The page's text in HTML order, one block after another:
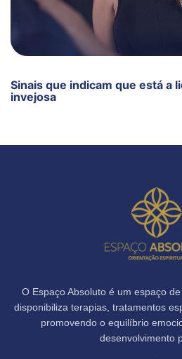
Sinais que indicam que está a
invejosa
O Espaço Absoluto é um espaço
disponibiliza terapias, tratamentos
promovendo o equilíbrio
desenvolvimento